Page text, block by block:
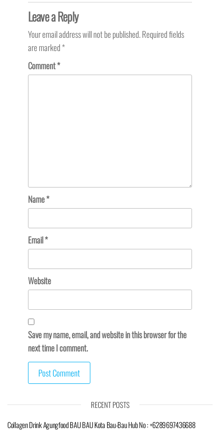
Leave a Reply
Your email address will not be published.Required fields
are marked*
Comment*
Name*
Email*
Website
Save my name, email, and website in this browser for the
next time I comment.
RECENT POSTS
Collagen Drink Agungfood BAU BAU Kota Bau-Bau Hub No : +6289697436688